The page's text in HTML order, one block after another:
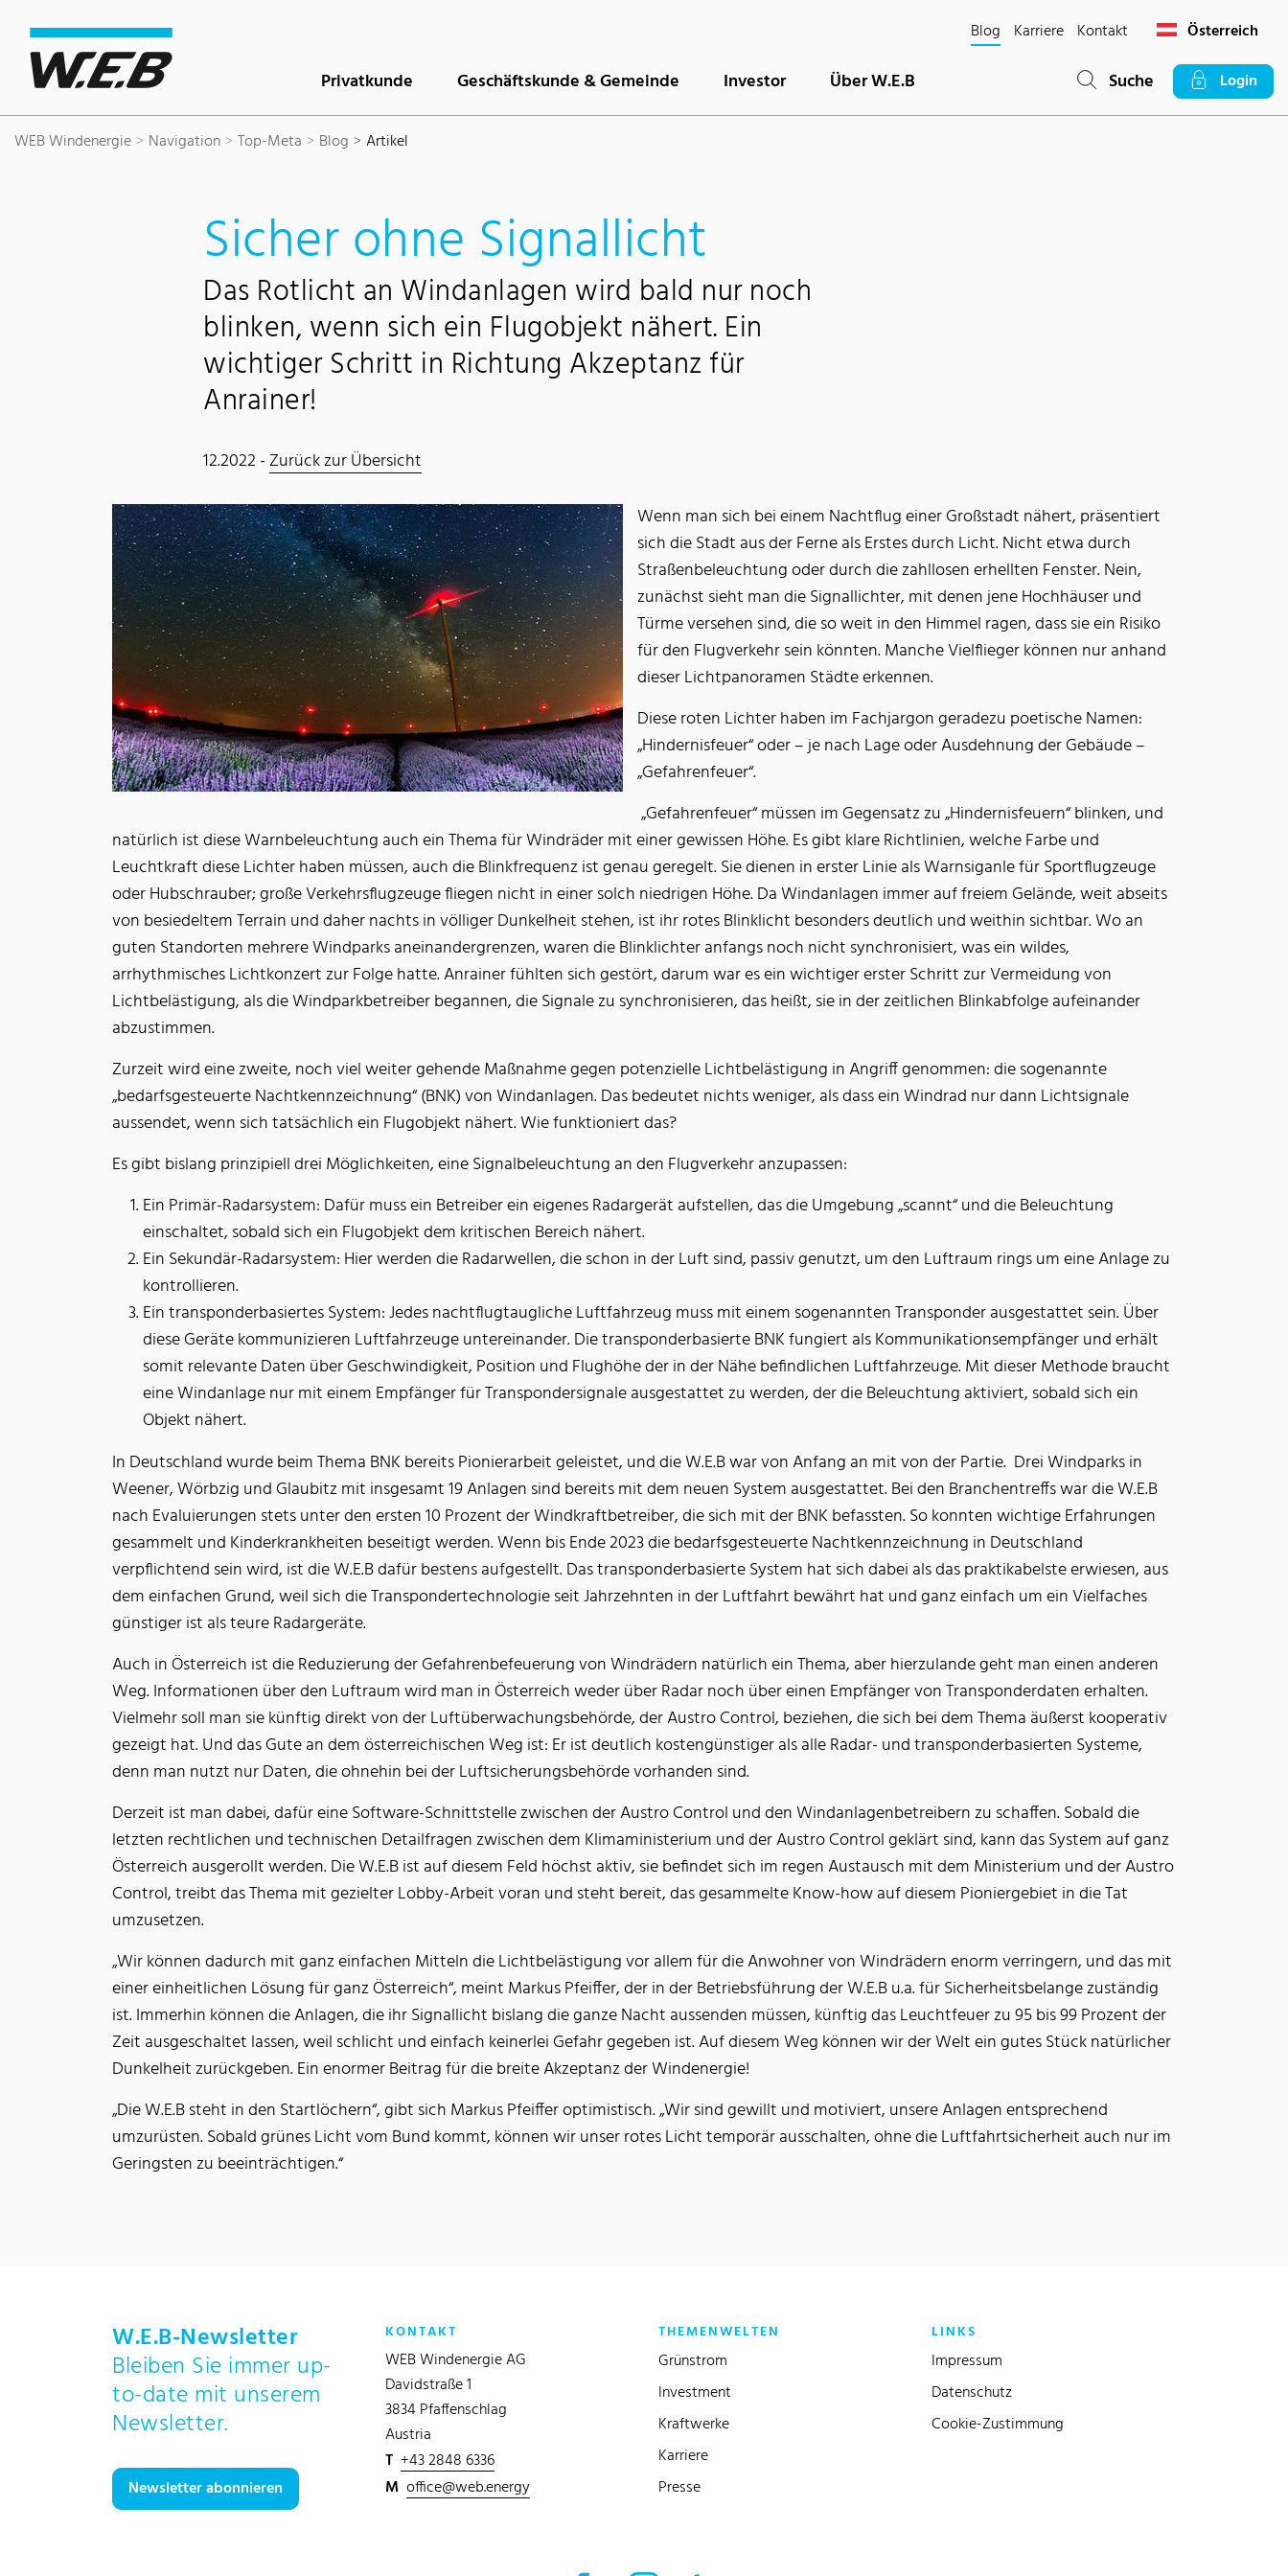
Blog Karriere Kontakt Österreich
Privatkunde Geschäftskunde & Gemeinde Investor Über W.E.B Suche Login
WEB Windenergie Navigation Top-Meta Blog Artikel
Sicher ohne Signallicht
Das Rotlicht an Windanlagen wird bald nur noch
blinken, wenn sich ein Flugobjekt nähert. Ein
wichtiger Schritt in Richtung Akzeptanz für
Anrainer!
12.2022 -Zurück zur Übersicht
Wenn man sich bei einem Nachtflug einer Großstadt nähert, präsentiert
sich die Stadt aus der Ferne als Erstes durch Licht. Nicht etwa durch
Straßenbeleuchtung oder durch die zahllosen erhellten Fenster. Nein,
zunächst sieht man die Signallichter, mit denen jene Hochhäuser und
Türme versehen sind, die so weit in den Himmel ragen, dass sie ein Risiko
für den Flugverkehr sein könnten. Manche Vielflieger können nur anhand
dieser Lichtpanoramen Städte erkennen.
Diese roten Lichter haben im Fachjargon geradezu poetische Namen:
„Hindernisfeuer“ oder – je nach Lage oder Ausdehnung der Gebäude –
„Gefahrenfeuer“.
„Gefahrenfeuer“ müssen im Gegensatz zu „Hindernisfeuern“ blinken, und
natürlich ist diese Warnbeleuchtung auch ein Thema für Windräder mit einer gewissen Höhe. Es gibt klare Richtlinien, welche Farbe und
Leuchtkraft diese Lichter haben müssen, auch die Blinkfrequenz ist genau geregelt. Sie dienen in erster Linie als Warnsiganle für Sportflugzeuge
oder Hubschrauber; große Verkehrsflugzeuge fliegen nicht in einer solch niedrigen Höhe. Da Windanlagen immer auf freiem Gelände, weit abseits
von besiedeltem Terrain und daher nachts in völliger Dunkelheit stehen, ist ihr rotes Blinklicht besonders deutlich und weithin sichtbar. Wo an
guten Standorten mehrere Windparks aneinandergrenzen, waren die Blinklichter anfangs noch nicht synchronisiert, was ein wildes,
arrhythmisches Lichtkonzert zur Folge hatte. Anrainer fühlten sich gestört, darum war es ein wichtiger erster Schritt zur Vermeidung von
Lichtbelästigung, als die Windparkbetreiber begannen, die Signale zu synchronisieren, das heißt, sie in der zeitlichen Blinkabfolge aufeinander
abzustimmen.
Zurzeit wird eine zweite, noch viel weiter gehende Maßnahme gegen potenzielle Lichtbelästigung in Angriff genommen: die sogenannte
„bedarfsgesteuerte Nachtkennzeichnung“ (BNK) von Windanlagen. Das bedeutet nichts weniger, als dass ein Windrad nur dann Lichtsignale
aussendet, wenn sich tatsächlich ein Flugobjekt nähert. Wie funktioniert das?
Es gibt bislang prinzipiell drei Möglichkeiten, eine Signalbeleuchtung an den Flugverkehr anzupassen:
Ein Primär-Radarsystem: Dafür muss ein Betreiber ein eigenes Radargerät aufstellen, das die Umgebung „scannt“ und die Beleuchtung
einschaltet, sobald sich ein Flugobjekt dem kritischen Bereich nähert.
Ein Sekundär-Radarsystem: Hier werden die Radarwellen, die schon in der Luft sind, passiv genutzt, um den Luftraum rings um eine Anlage zu
kontrollieren.
Ein transponderbasiertes System: Jedes nachtflugtaugliche Luftfahrzeug muss mit einem sogenannten Transponder ausgestattet sein. Über
diese Geräte kommunizieren Luftfahrzeuge untereinander. Die transponderbasierte BNK fungiert als Kommunikationsempfänger und erhält
somit relevante Daten über Geschwindigkeit, Position und Flughöhe der in der Nähe befindlichen Luftfahrzeuge. Mit dieser Methode braucht
eine Windanlage nur mit einem Empfänger für Transpondersignale ausgestattet zu werden, der die Beleuchtung aktiviert, sobald sich ein
Objekt nähert.
In Deutschland wurde beim Thema BNK bereits Pionierarbeit geleistet, und die W.E.B war von Anfang an mit von der Partie. Drei Windparks in
Weener, Wörbzig und Glaubitz mit insgesamt 19 Anlagen sind bereits mit dem neuen System ausgestattet. Bei den Branchentreffs war die W.E.B
nach Evaluierungen stets unter den ersten 10 Prozent der Windkraftbetreiber, die sich mit der BNK befassten. So konnten wichtige Erfahrungen
gesammelt und Kinderkrankheiten beseitigt werden. Wenn bis Ende 2023 die bedarfsgesteuerte Nachtkennzeichnung in Deutschland
verpflichtend sein wird, ist die W.E.B dafür bestens aufgestellt. Das transponderbasierte System hat sich dabei als das praktikabelste erwiesen, aus
dem einfachen Grund, weil sich die Transpondertechnologie seit Jahrzehnten in der Luftfahrt bewährt hat und ganz einfach um ein Vielfaches
günstiger ist als teure Radargeräte.
Auch in Österreich ist die Reduzierung der Gefahrenbefeuerung von Windrädern natürlich ein Thema, aber hierzulande geht man einen anderen
Weg. Informationen über den Luftraum wird man in Österreich weder über Radar noch über einen Empfänger von Transponderdaten erhalten.
Vielmehr soll man sie künftig direkt von der Luftüberwachungsbehörde, der Austro Control, beziehen, die sich bei dem Thema äußerst kooperativ
gezeigt hat. Und das Gute an dem österreichischen Weg ist: Er ist deutlich kostengünstiger als alle Radar- und transponderbasierten Systeme,
denn man nutzt nur Daten, die ohnehin bei der Luftsicherungsbehörde vorhanden sind.
Derzeit ist man dabei, dafür eine Software-Schnittstelle zwischen der Austro Control und den Windanlagenbetreibern zu schaffen. Sobald die
letzten rechtlichen und technischen Detailfragen zwischen dem Klimaministerium und der Austro Control geklärt sind, kann das System auf ganz
Österreich ausgerollt werden. Die W.E.B ist auf diesem Feld höchst aktiv, sie befindet sich im regen Austausch mit dem Ministerium und der Austro
Control, treibt das Thema mit gezielter Lobby-Arbeit voran und steht bereit, das gesammelte Know-how auf diesem Pioniergebiet in die Tat
umzusetzen.
„Wir können dadurch mit ganz einfachen Mitteln die Lichtbelästigung vor allem für die Anwohner von Windrädern enorm verringern, und das mit
einer einheitlichen Lösung für ganz Österreich“, meint Markus Pfeiffer, der in der Betriebsführung der W.E.B u.a. für Sicherheitsbelange zuständig
ist. Immerhin können die Anlagen, die ihr Signallicht bislang die ganze Nacht aussenden müssen, künftig das Leuchtfeuer zu 95 bis 99 Prozent der
Zeit ausgeschaltet lassen, weil schlicht und einfach keinerlei Gefahr gegeben ist. Auf diesem Weg können wir der Welt ein gutes Stück natürlicher
Dunkelheit zurückgeben. Ein enormer Beitrag für die breite Akzeptanz der Windenergie!
„Die W.E.B steht in den Startlöchern“, gibt sich Markus Pfeiffer optimistisch. „Wir sind gewillt und motiviert, unsere Anlagen entsprechend
umzurüsten. Sobald grünes Licht vom Bund kommt, können wir unser rotes Licht temporär ausschalten, ohne die Luftfahrtsicherheit auch nur im
Geringsten zu beeinträchtigen.“
W.E.B-Newsletter
Bleiben Sie immer up-
to-date mit unserem
Newsletter.
Newsletter abonnieren
KONTAKT
WEB Windenergie AG
Davidstraße 1
3834 Pfaffenschlag
Austria
T +43 2848 6336
M office@web.energy
THEMENWELTEN
Grünstrom
Investment
Kraftwerke
Karriere
Presse
LINKS
Impressum
Datenschutz
Cookie-Zustimmung